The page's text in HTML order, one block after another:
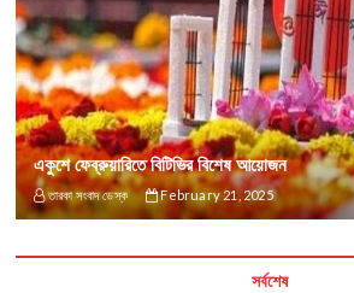
একুশে ফেব্রুয়ারিতে বিটিভির বিশেষ আয়োজন
তারকা সংবাদ ডেস্ক February 21, 2025
সর্বশেষ